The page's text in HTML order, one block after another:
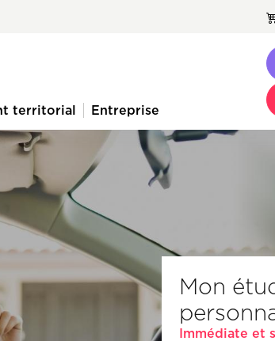
territorial Entreprise
Mon
Immédiate et